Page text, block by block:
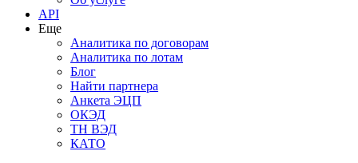
API
Еще
Аналитика по договорам
Аналитика по лотам
Блог
Найти партнера
Анкета ЭЦП
ОКЭД
ТН ВЭД
КАТО